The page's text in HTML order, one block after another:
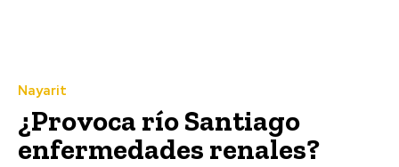
Nayarit
¿Provoca río Santiago
enfermedades renales?